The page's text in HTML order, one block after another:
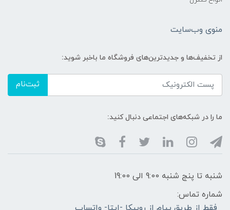
منوی وب‌سایت
از تخفیف‌ها و جدیدترین‌های فروشگاه ما باخبر شوید:
ثبت‌نام
ما را در شبکه‌های اجتماعی دنبال کنید:
شنبه تا پنج شنبه 9:00 الی 19:00
شماره تماس: